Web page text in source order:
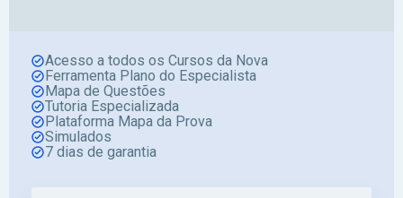
Acesso a todos os Cursos da Nova
Ferramenta Plano do Especialista
Mapa de Questões
Tutoria Especializada
Plataforma Mapa da Prova
Simulados
7 dias de garantia